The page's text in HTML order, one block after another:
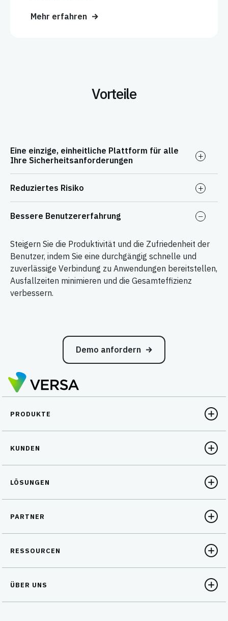
Mehr erfahren
Vorteile
Eine einzige, einheitliche Plattform für alle
Ihre Sicherheitsanforderungen
Reduziertes Risiko
Bessere Benutzererfahrung
Steigern Sie die Produktivität und die Zufriedenheit der
Benutzer, indem Sie eine durchgängig schnelle und
zuverlässige Verbindung zu Anwendungen bereitstellen,
Ausfallzeiten minimieren und die Gesamteffizienz
verbessern.
Demo anfordern
PRODUKTE
KUNDEN
LÖSUNGEN
PARTNER
RESSOURCEN
ÜBER UNS